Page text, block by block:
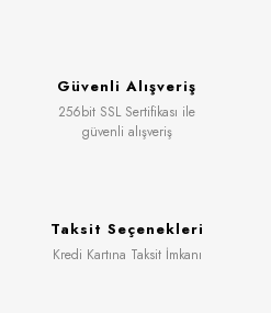
Güvenli Alışveriş
256bit SSL Sertifikası ile
güvenli alışveriş
Taksit Seçenekleri
Kredi Kartına Taksit İmkanı